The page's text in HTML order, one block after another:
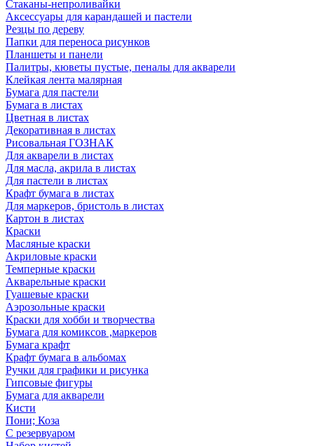
Стаканы-непроливайки
Аксессуары для карандашей и пастели
Резцы по дереву
Папки для переноса рисунков
Планшеты и панели
Палитры, кюветы пустые, пеналы для акварели
Клейкая лента малярная
Бумага для пастели
Бумага в листах
Цветная в листах
Декоративная в листах
Рисовальная ГОЗНАК
Для акварели в листах
Для масла, акрила в листах
Для пастели в листах
Крафт бумага в листах
Для маркеров, бристоль в листах
Картон в листах
Краски
Масляные краски
Акриловые краски
Темперные краски
Акварельные краски
Гуашевые краски
Аэрозольные краски
Краски для хобби и творчества
Бумага для комиксов ,маркеров
Бумага крафт
Крафт бумага в альбомах
Ручки для графики и рисунка
Гипсовые фигуры
Бумага для акварели
Кисти
Пони; Коза
С резервуаром